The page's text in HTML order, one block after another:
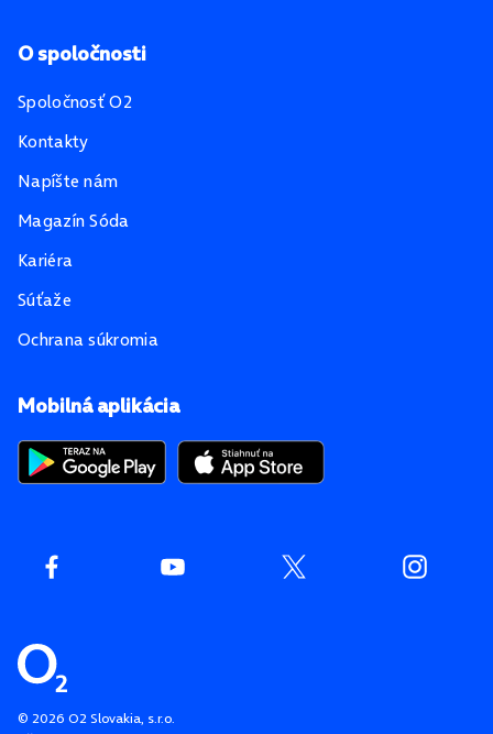
© 2026 O2 Slovakia, s.r.o.
Mobilná aplikácia
O spoločnosti
Spoločnosť O2
Kontakty
Napíšte nám
Magazín Sóda
Kariéra
Súťaže
Ochrana súkromia